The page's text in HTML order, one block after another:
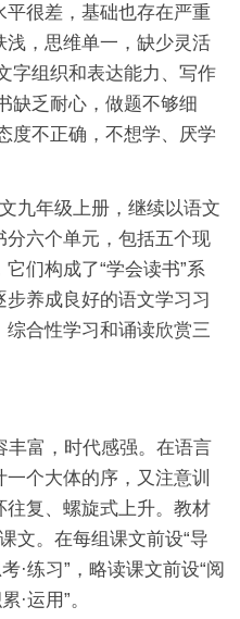
很差，基础也存在严重
，思维单一，缺少灵活
字组织和表达能力、写作
缺乏耐心，做题不够细
度不正确，不想学、厌学
九年级上册，继续以语文
六个单元，包括五个现
们构成了“学会读书”系
养成良好的语文学习习
合性学习和诵读欣赏三
丰富，时代感强。在语言
个大体的序，又注意训
复、螺旋式上升。教材
文。在每组课文前设“导
·练习”，略读课文前设“阅
·运用”。